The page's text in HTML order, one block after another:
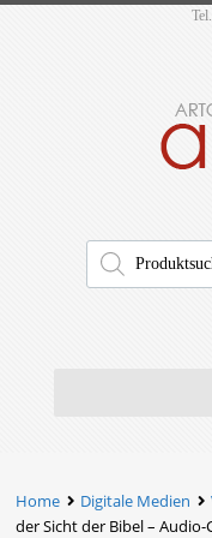
Home Digitale Medien
der Sicht der Bibel – Audio-